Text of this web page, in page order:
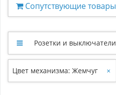
Сопутствующие товары
Розетки и выключатели
Цвет механизма: Жемчуг ×